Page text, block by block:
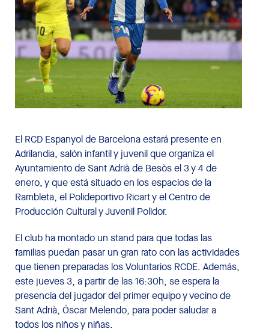
El RCD Espanyol de Barcelona estará presente en
Adrilandia, salón infantil y juvenil que organiza el
Ayuntamiento de Sant Adrià de Besòs el 3 y 4 de
enero, y que está situado en los espacios de la
Rambleta, el Polideportivo Ricart y el Centro de
Producción Cultural y Juvenil Polidor.
El club ha montado un stand para que todas las
familias puedan pasar un gran rato con las actividades
que tienen preparadas los Voluntarios RCDE. Además,
este jueves 3, a partir de las 16:30h, se espera la
presencia del jugador del primer equipo y vecino de
Sant Adrià, Óscar Melendo, para poder saludar a
todos los niños y niñas.